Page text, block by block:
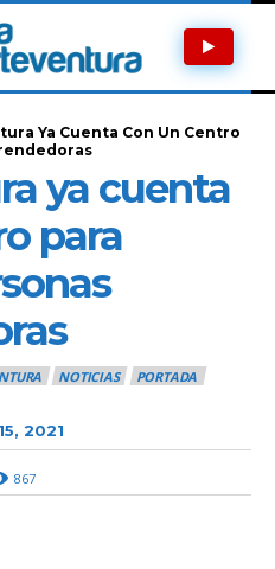
Ya Cuenta Con Un Centro
ya cuenta
para
NOTICIAS
PORTADA
2021
867